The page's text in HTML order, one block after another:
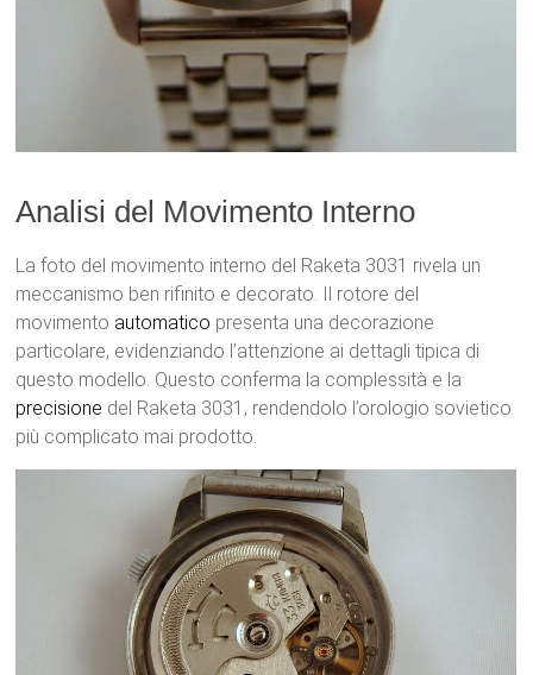
Analisi del Movimento Interno
La foto del movimento interno del Raketa 3031 rivela un
meccanismo ben rifinito e decorato. Il rotore del
movimento automatico presenta una decorazione
particolare, evidenziando l’attenzione ai dettagli tipica di
questo modello. Questo conferma la complessità e la
precisione del Raketa 3031, rendendolo l’orologio sovietico
più complicato mai prodotto.